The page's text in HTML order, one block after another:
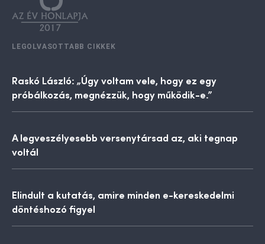
LEGOLVASOTTABB CIKKEK
Raskó László: „Úgy voltam vele, hogy ez egy
próbálkozás, megnézzük, hogy működik-e.”
A legveszélyesebb versenytársad az, aki tegnap
voltál
Elindult a kutatás, amire minden e-kereskedelmi
döntéshozó figyel